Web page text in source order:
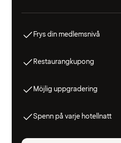
Frys din medlemsnivå
Restaurangkupong
Möjlig uppgradering
Spenn på varje hotellnatt